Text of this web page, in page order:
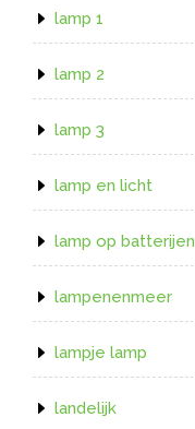
lamp 1
lamp 2
lamp 3
lamp en licht
lamp op batterijen
lampenenmeer
lampje lamp
landelijk